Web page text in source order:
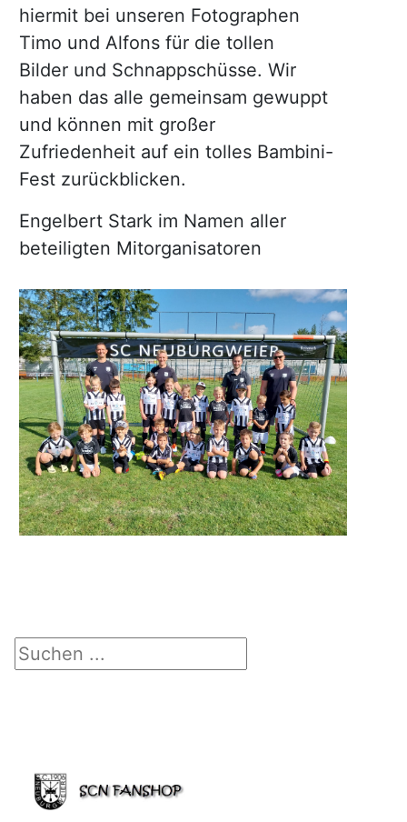
Suchen ...
hiermit bei unseren Fotographen
Timo und Alfons für die tollen
Bilder und Schnappschüsse. Wir
haben das alle gemeinsam gewuppt
und können mit großer
Zufriedenheit auf ein tolles Bambini-
Fest zurückblicken.
Engelbert Stark im Namen aller
beteiligten Mitorganisatoren